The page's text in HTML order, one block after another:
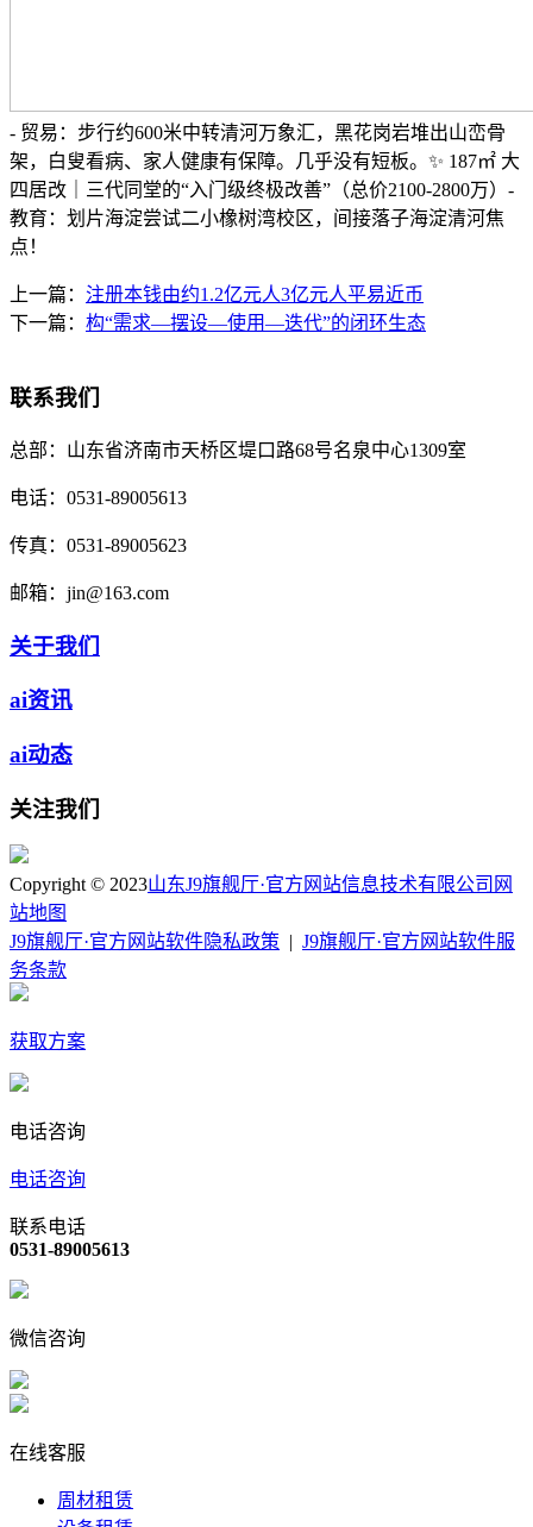
- 贸易：步行约600米中转清河万象汇，黑花岗岩堆出山峦骨
架，白叟看病、家人健康有保障。几乎没有短板。✨ 187㎡ 大
四居改｜三代同堂的“入门级终极改善”（总价2100-2800万）-
教育：划片海淀尝试二小橡树湾校区，间接落子海淀清河焦
点！
上一篇： 注册本钱由约1.2亿元人3亿元人平易近币
下一篇： 构“需求—摆设—使用—迭代”的闭环生态
联系我们
总部： 山东省济南市天桥区堤口路68号名泉中心1309室
电话： 0531-89005613
传真： 0531-89005623
邮箱： jin@163.com
关于我们
ai资讯
ai动态
关注我们
Copyright © 2023山东J9旗舰厅·官方网站信息技术有限公司 网
站地图
J9旗舰厅·官方网站软件隐私政策
J9旗舰厅·官方网站软件服
务条款
获取方案
电话咨询
电话咨询
联系电话
0531-89005613
微信咨询
在线客服
周材租赁